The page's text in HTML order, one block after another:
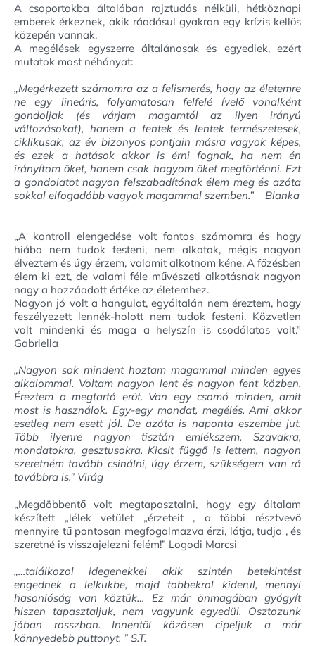
A csoportokba általában rajztudás nélküli, hétköznapi
emberek érkeznek, akik ráadásul gyakran egy krízis kellős
közepén vannak.
A megélések egyszerre általánosak és egyediek, ezért
mutatok most néhányat:
„Megérkezett számomra az a felismerés, hogy az életemre
ne egy lineáris, folyamatosan felfelé ívelő vonalként
gondoljak (és várjam magamtól az ilyen irányú
változásokat), hanem a fentek és lentek természetesek,
ciklikusak, az év bizonyos pontjain másra vagyok képes,
és ezek a hatások akkor is érni fognak, ha nem én
irányítom őket, hanem csak hagyom őket megtörténni. Ezt
a gondolatot nagyon felszabadítónak élem meg és azóta
sokkal elfogadóbb vagyok magammal szemben.” Blanka
„A kontroll elengedése volt fontos számomra és hogy
hiába nem tudok festeni, nem alkotok, mégis nagyon
élveztem és úgy érzem, valamit alkotnom kéne. A főzésben
élem ki ezt, de valami féle művészeti alkotásnak nagyon
nagy a hozzáadott értéke az életemhez.
Nagyon jó volt a hangulat, egyáltalán nem éreztem, hogy
feszélyezett lennék-holott nem tudok festeni. Közvetlen
volt mindenki és maga a helyszín is csodálatos volt.”
Gabriella
„Nagyon sok mindent hoztam magammal minden egyes
alkalommal. Voltam nagyon lent és nagyon fent közben.
Éreztem a megtartó erőt. Van egy csomó minden, amit
most is használok. Egy-egy mondat, megélés. Ami akkor
esetleg nem esett jól. De azóta is naponta eszembe jut.
Több ilyenre nagyon tisztán emlékszem. Szavakra,
mondatokra, gesztusokra. Kicsit függő is lettem, nagyon
szeretném tovább csinálni, úgy érzem, szükségem van rá
továbbra is.” Virág
„Megdöbbentő volt megtapasztalni, hogy egy általam
készített „lélek vetület „érzeteit , a többi résztvevő
mennyire tű pontosan megfogalmazva érzi, látja, tudja , és
szeretné is visszajelezni felém!” Logodi Marcsi
„…találkozol idegenekkel akik szintén betekintést
engednek a lelkukbe, majd tobbekrol kiderul, mennyi
hasonlóság van köztük… Ez már önmagában gyógyít
hiszen tapasztaljuk, nem vagyunk egyedül. Osztozunk
jóban rosszban. Innentől közösen cipeljuk a már
könnyedebb puttonyt. ” S.T.